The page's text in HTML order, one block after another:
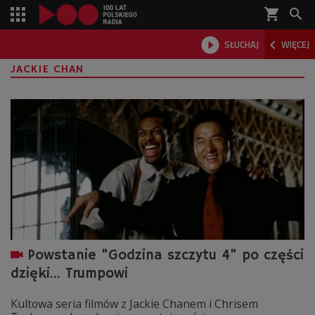
shopping_cart 
 SŁUCHAJ  WIĘCEJ

JACKIE CHAN
Powstanie "Godzina szczytu 4" po części
dzięki... Trumpowi
Kultowa seria filmów z Jackie Chanem i Chrisem